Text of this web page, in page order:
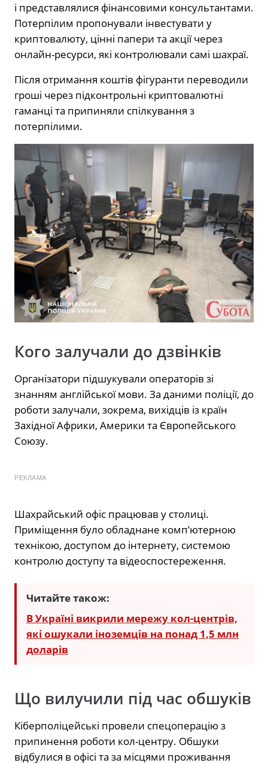
і представлялися фінансовими консультантами.
Потерпілим пропонували інвестувати у
криптовалюту, цінні папери та акції через
онлайн-ресурси, які контролювали самі шахраї.
Після отримання коштів фігуранти переводили
гроші через підконтрольні криптовалютні
гаманці та припиняли спілкування з
потерпілими.
Кого залучали до дзвінків
Організатори підшукували операторів зі
знанням англійської мови. За даними поліції, до
роботи залучали, зокрема, вихідців із країн
Західної Африки, Америки та Європейського
Союзу.
РЕКЛАМА
Шахрайський офіс працював у столиці.
Приміщення було обладнане комп’ютерною
технікою, доступом до інтернету, системою
контролю доступу та відеоспостереження.
Читайте також:
В Україні викрили мережу кол-центрів,
які ошукали іноземців на понад 1,5 млн
доларів
Що вилучили під час обшуків
Кіберполіцейські провели спецоперацію з
припинення роботи кол-центру. Обшуки
відбулися в офісі та за місцями проживання